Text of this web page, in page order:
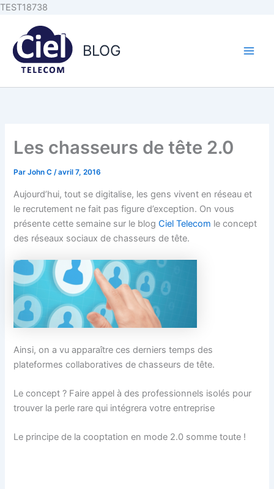
TEST18738
contenu
principal
Aller
contenu
BLOG
Les chasseurs de tête 2.0
ParJohn C/avril 7, 2016
Aujourd’hui, tout se digitalise, les gens vivent en réseau et
le recrutement ne fait pas figure d’exception. On vous
présente cette semaine sur le blog Ciel Telecom le concept
des réseaux sociaux de chasseurs de tête.
Ainsi, on a vu apparaître ces derniers temps des
plateformes collaboratives de chasseurs de tête.
Le concept ? Faire appel à des professionnels isolés pour
trouver la perle rare qui intégrera votre entreprise
Le principe de la cooptation en mode 2.0 somme toute !